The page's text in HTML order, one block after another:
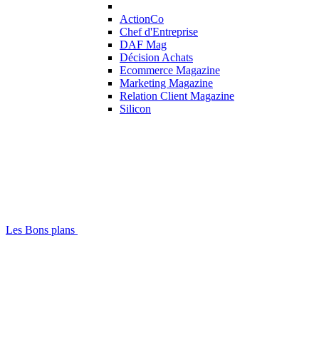
ActionCo
Chef d'Entreprise
DAF Mag
Décision Achats
Ecommerce Magazine
Marketing Magazine
Relation Client Magazine
Silicon
Les Bons plans